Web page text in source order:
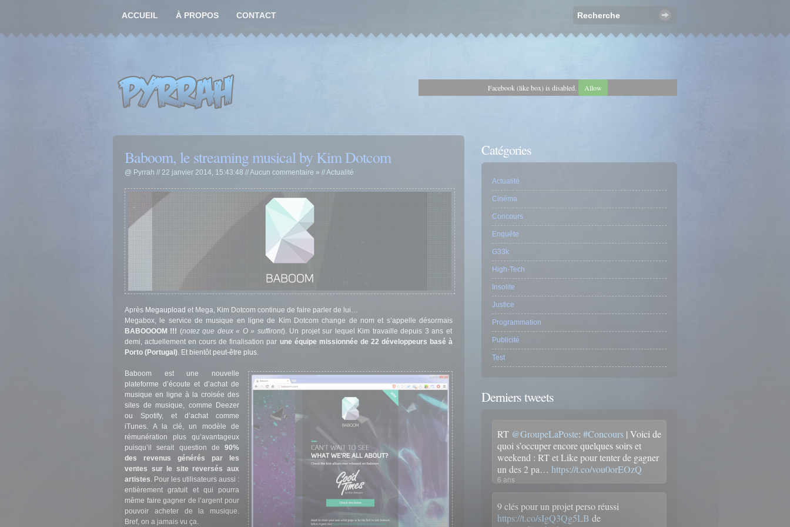
ACCUEIL À PROPOS CONTACT
Facebook (like box) is disabled. Allow
Baboom, le streaming musical by Kim Dotcom
@ Pyrrah // 22 janvier 2014, 15:43:48 //Aucun commentaire » //Actualité
Après Megaupload et Mega, Kim Dotcom continue de faire parler de lui…
Megabox, le service de musique en ligne de Kim Dotcom change de nom et s’appelle désormais
BABOOOOM !!! (notez que deux « O » suffiront). Un projet sur lequel Kim travaille depuis 3 ans et
demi, actuellement en cours de finalisation par une équipe missionnée de 22 développeurs basé à
Porto (Portugal). Et bientôt peut-être plus.
Baboom est une nouvelle
plateforme d’écoute et d’achat de
musique en ligne à la croisée des
sites de musique, comme Deezer
ou Spotify, et d’achat comme
iTunes. A la clé, un modèle de
rémunération plus qu’avantageux
puisqu’il serait question de 90%
des revenus générés par les
ventes sur le site reversés aux
artistes. Pour les utilisateurs aussi :
entièrement gratuit et qui pourra
même faire gagner de l’argent pour
pouvoir acheter de la musique.
Bref, on a jamais vu ça.
Catégories
Actualité
Cinéma
Concours
Enquête
G33k
High-Tech
Insolite
Justice
Programmation
Publicité
Test
Derniers tweets
RT @GroupeLaPoste: #Concours | Voici de
quoi s’occuper encore quelques soirs et
weekend : RT et Like pour tenter de gagner
un des 2 pa… https://t.co/vou0orEOzQ
6 ans
9 clés pour un projet perso réussi
https://t.co/sIgQ3Qg5LB de